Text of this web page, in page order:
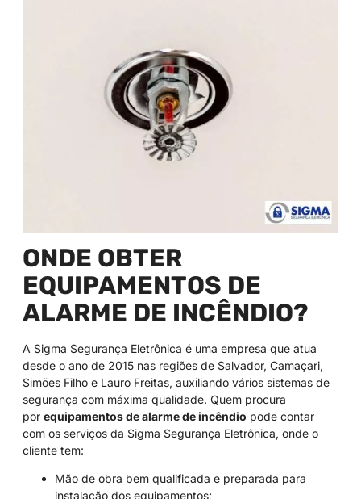
ONDE OBTER
EQUIPAMENTOS DE
ALARME DE INCÊNDIO?
A Sigma Segurança Eletrônica é uma empresa que atua
desde o ano de 2015 nas regiões de Salvador, Camaçari,
Simões Filho e Lauro Freitas, auxiliando vários sistemas de
segurança com máxima qualidade. Quem procura
por equipamentos de alarme de incêndio pode contar
com os serviços da Sigma Segurança Eletrônica, onde o
cliente tem:
Mão de obra bem qualificada e preparada para
instalação dos equipamentos;